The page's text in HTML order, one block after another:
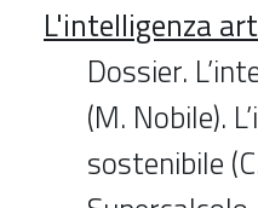
L'intelligenza
Dossier.
(M. Nobile).
sostenibile